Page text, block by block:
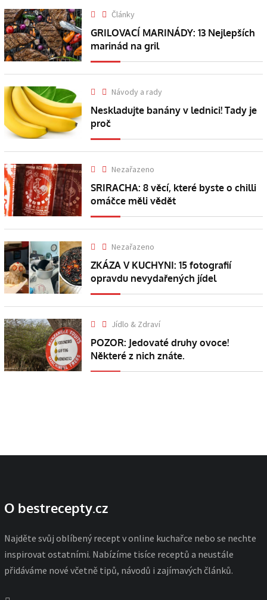
Články
GRILOVACÍ MARINÁDY: 13 Nejlepších
marinád na gril
Návody a rady
Neskladujte banány v lednici! Tady je
proč
Nezařazeno
SRIRACHA: 8 věcí, které byste o chilli
omáčce měli vědět
Nezařazeno
ZKÁZA V KUCHYNI: 15 fotografií
opravdu nevydařených jídel
Jídlo & Zdraví
POZOR: Jedovaté druhy ovoce!
Některé z nich znáte.
O bestrecepty.cz
Najděte svůj oblíbený recept v online kuchařce nebo se nechte
inspirovat ostatními. Nabízíme tisíce receptů a neustále
přidáváme nové včetně tipů, návodů i zajímavých článků.